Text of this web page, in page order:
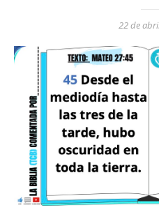
22 de